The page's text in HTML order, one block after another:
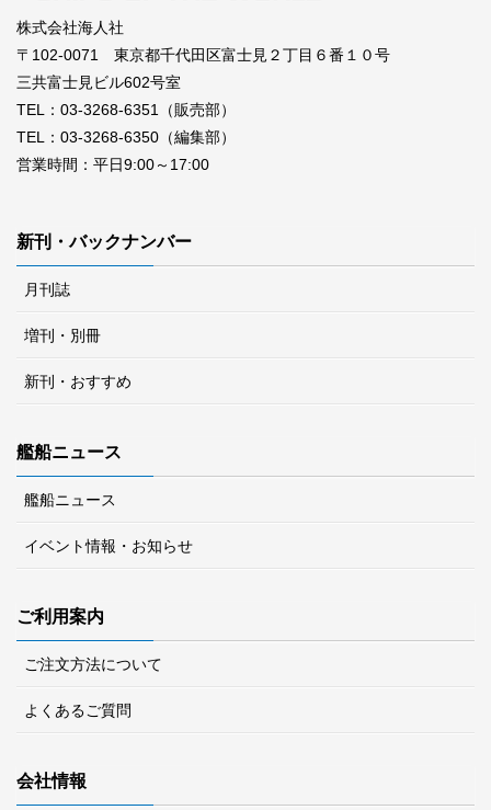
株式会社海人社
〒102-0071 東京都千代田区富士見２丁目６番１０号
三共富士見ビル602号室
TEL：03-3268-6351（販売部）
TEL：03-3268-6350（編集部）
営業時間：平日9:00～17:00
新刊・バックナンバー
月刊誌
増刊・別冊
新刊・おすすめ
艦船ニュース
艦船ニュース
イベント情報・お知らせ
ご利用案内
ご注文方法について
よくあるご質問
会社情報